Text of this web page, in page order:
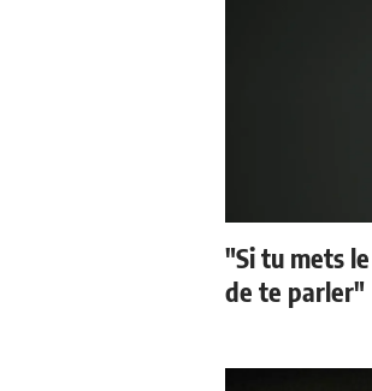
"Si tu mets
de te parler"